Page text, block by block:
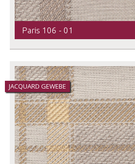
Paris 106 - 01
JACQUARD GEWEBE